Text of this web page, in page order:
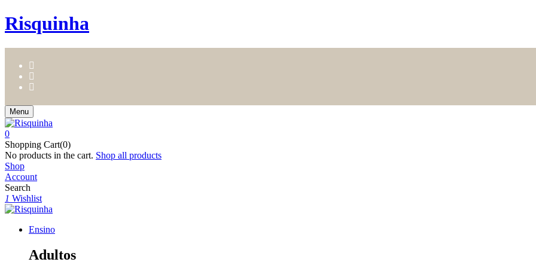
Risquinha
Menu
0
Shopping Cart(0)
No products in the cart. Shop all products
Shop
Account
Search
1 Wishlist
Ensino
Adultos